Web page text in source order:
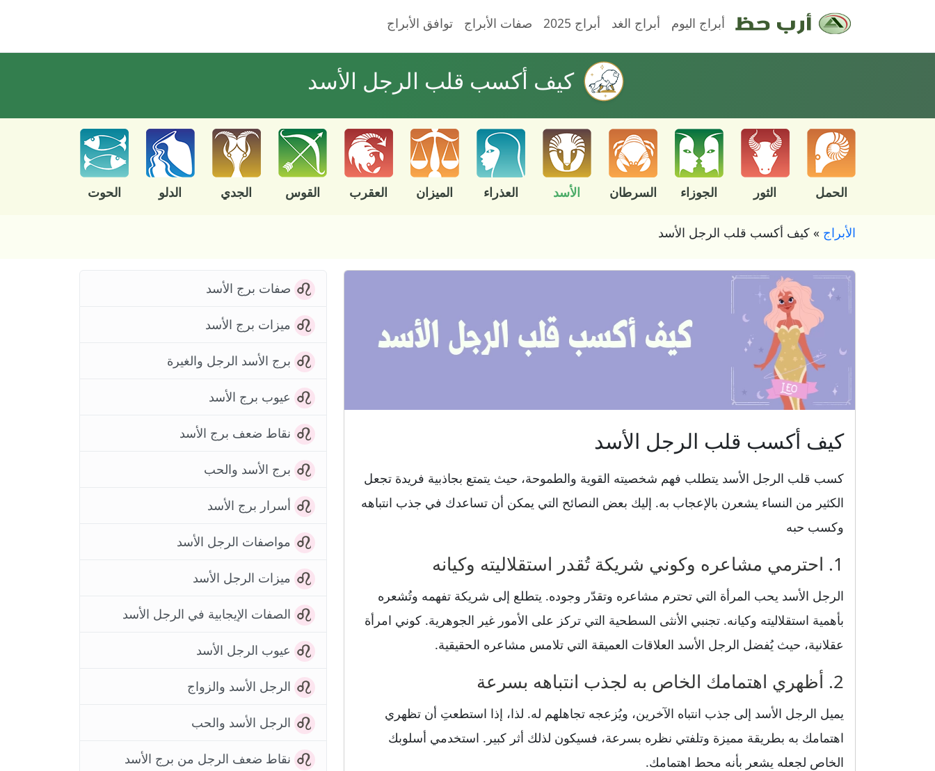
أبراج اليوم أبراج الغد أبراج 2025 صفات الأبراج توافق الأبراج
كيف أكسب قلب الرجل الأسد
الحمل الثور الجوزاء السرطان الأسد العذراء الميزان العقرب القوس الجدي الدلو الحوت
الأبراج » كيف أكسب قلب الرجل الأسد
كيف أكسب قلب الرجل الأسد
كسب قلب الرجل الأسد يتطلب فهم شخصيته القوية والطموحة، حيث يتمتع بجاذبية فريدة تجعل
الكثير من النساء يشعرن بالإعجاب به. إليك بعض النصائح التي يمكن أن تساعدك في جذب انتباهه
وكسب حبه
1. احترمي مشاعره وكوني شريكة تُقدر استقلاليته وكيانه
الرجل الأسد يحب المرأة التي تحترم مشاعره وتقدّر وجوده. يتطلع إلى شريكة تفهمه وتُشعره
بأهمية استقلاليته وكيانه. تجنبي الأنثى السطحية التي تركز على الأمور غير الجوهرية. كوني امرأة
عقلانية، حيث يُفضل الرجل الأسد العلاقات العميقة التي تلامس مشاعره الحقيقية.
2. أظهري اهتمامك الخاص به لجذب انتباهه بسرعة
يميل الرجل الأسد إلى جذب انتباه الآخرين، ويُزعجه تجاهلهم له. لذا، إذا استطعتِ أن تظهري
اهتمامك به بطريقة مميزة وتلفتي نظره بسرعة، فسيكون لذلك أثر كبير. استخدمي أسلوبك
الخاص لجعله يشعر بأنه محط اهتمامك.
صفات برج الأسد
ميزات برج الأسد
برج الأسد الرجل والغيرة
عيوب برج الأسد
نقاط ضعف برج الأسد
برج الأسد والحب
أسرار برج الأسد
مواصفات الرجل الأسد
ميزات الرجل الأسد
الصفات الإيجابية في الرجل الأسد
عيوب الرجل الأسد
الرجل الأسد والزواج
الرجل الأسد والحب
نقاط ضعف الرجل من برج الأسد